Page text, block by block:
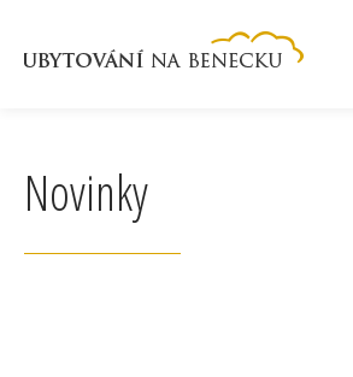
Novinky